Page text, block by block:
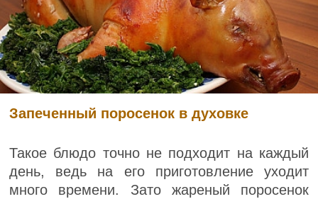
Запеченный поросенок в духовке
Такое блюдо точно не подходит на каждый
день, ведь на его приготовление уходит
много времени. Зато жареный поросенок